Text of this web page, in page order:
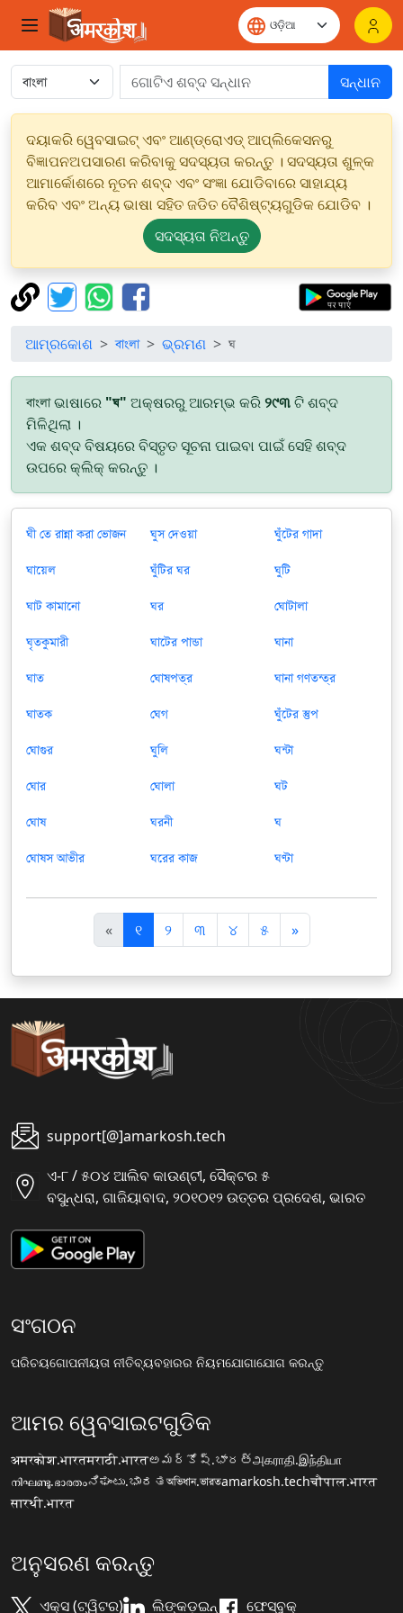
ସନ୍ଧାନ
ଦୟାକରି ୱେବସାଇଟ୍ ଏବଂ ଆଣ୍ଡ୍ରୋଏଡ୍ ଆପ୍ଲିକେସନରୁ
ବିଜ୍ଞାପନଅପସାରଣ କରିବାକୁ ସଦସ୍ୟତା କରନ୍ତୁ । ସଦସ୍ୟତା ଶୁଳ୍କ
ଆମାର୍କୋଶରେ ନୂତନ ଶବ୍ଦ ଏବଂ ସଂଜ୍ଞା ଯୋଡିବାରେ ସାହାଯ୍ୟ
କରିବ ଏବଂ ଅନ୍ୟ ଭାଷା ସହିତ ଜଡିତ ବୈଶିଷ୍ଟ୍ୟଗୁଡିକ ଯୋଡିବ ।
ସଦସ୍ୟତା ନିଅନ୍ତୁ
ଆମ୍ରକୋଶ বাংলা ଭ୍ରମଣ ঘ
বাংলা ଭାଷାରେ "ঘ" ଅକ୍ଷରରୁ ଆରମ୍ଭ କରି୨୯୩ଟି ଶବ୍ଦ
ମିଳିଥିଲା ।
ଏକ ଶବ୍ଦ ବିଷୟରେ ବିସ୍ତୃତ ସୂଚନା ପାଇବା ପାଇଁ ସେହି ଶବ୍ଦ
ଉପରେ କ୍ଲିକ୍ କରନ୍ତୁ ।
ঘী তে রান্না করা ভোজন
ঘায়েল
ঘাট কামানো
ঘৃতকুমারী
ঘাত
ঘাতক
ঘোগুর
ঘোর
ঘোষ
ঘোষস আভীর
ঘুস দেওয়া
ঘুঁটির ঘর
ঘর
ঘাটের পান্ডা
ঘোষপত্র
ঘেগ
ঘুলি
ঘোলা
ঘরনী
ঘরের কাজ
ঘুঁটের গাদা
ঘুটি
ঘোটালা
ঘানা
ঘানা গণতন্ত্র
ঘুঁটের স্তুপ
ঘন্টা
ঘট
ঘ
ঘণ্টা
«पि
छ
ला
୧ ୨ ୩ ୪ ୫ »अ
ग
ला
support[@]amarkosh.tech
ଏ-୮ / ୫୦୪ ଆଲିବ କାଉଣ୍ଟୀ, ସୈକ୍ଟର ୫
ବସୁନ୍ଧରା, ଗାଜିୟାବାଦ, ୨୦୧୦୧୨ ଉତ୍ତର ପ୍ରଦେଶ, ଭାରତ
ସଂଗଠନ
ପରିଚୟଗୋପନୀୟତା ନୀତିବ୍ୟବହାରର ନିୟମଯୋଗାଯୋଗ କରନ୍ତୁ
ଆମର ୱେବସାଇଟଗୁଡିକ
अमरकोश.भारतमराठी.भारतఅమర్కోష్.భారత్அகராதி.இந்தியா
നിഘണ്ടു.ഭാരതംನಿಘಂಟು.ಭಾರತঅভিধান.ভারতamarkosh.techचौपाल.भारत
सारथी.भारत
ଅନୁସରଣ କରନ୍ତୁ
ଏକ୍ସ (ଟ୍ୱିଟର) ଲିଙ୍କଡ଼ଇନ୍ ଫେସ୍ବୁକ୍